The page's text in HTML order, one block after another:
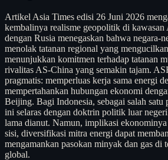
Artikel Asia Times edisi 26 Juni 2026
kembalinya realisme geopolitik di
dengan Rusia menegaskan bahwa negara-
menolak tatanan regional yang
menunjukkan komitmen terhadap tatanan
rivalitas AS-China yang semakin tajam.
pragmatis: memperluas kerja sama energi
mempertahankan hubungan ekonomi
Beijing. Bagi Indonesia, sebagai salah
ini selaras dengan doktrin politik luar
lama dianut. Namun, implikasi
sisi, diversifikasi mitra energi dapat
mengamankan pasokan minyak dan gas di
global.